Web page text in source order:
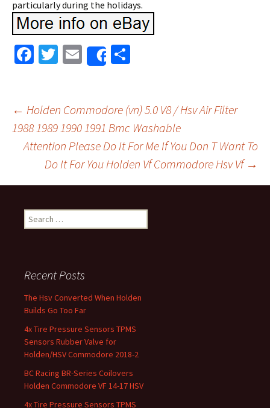
particularly during the holidays.
Fa
o
o
k
T
er
E
m
l
Share
e
Post navigation
← Holden Commodore (vn) 5.0 V8 / Hsv Air Filter
1988 1989 1990 1991 Bmc Washable
Attention Please Do It For Me If You Don T Want To
Do It For You Holden Vf Commodore Hsv Vf →
Search for:
Recent Posts
The Hsv Converted When Holden
Builds Go Too Far
4x Tire Pressure Sensors TPMS
Sensors Rubber Valve for
Holden/HSV Commodore 2018-2
BC Racing BR-Series Coilovers
Holden Commodore VF 14-17 HSV
4x Tire Pressure Sensors TPMS